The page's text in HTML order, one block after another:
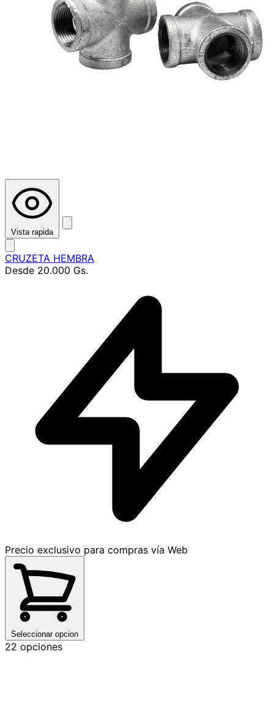
Vista rapida
CRUZETA HEMBRA
Desde 20.000 Gs.
Precio exclusivo para compras vía Web
Seleccionar opcion
22 opciones